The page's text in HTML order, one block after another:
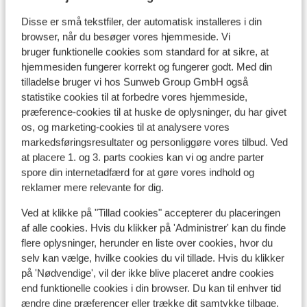
Disse er små tekstfiler, der automatisk installeres i din
browser, når du besøger vores hjemmeside. Vi
bruger funktionelle cookies som standard for at sikre, at
hjemmesiden fungerer korrekt og fungerer godt. Med din
tilladelse bruger vi hos Sunweb Group GmbH også
statistike cookies til at forbedre vores hjemmeside,
præference-cookies til at huske de oplysninger, du har givet
os, og marketing-cookies til at analysere vores
markedsføringsresultater og personliggøre vores tilbud. Ved
at placere 1. og 3. parts cookies kan vi og andre parter
spore din internetadfærd for at gøre vores indhold og
reklamer mere relevante for dig.
Ved at klikke på "Tillad cookies" accepterer du placeringen
af alle cookies. Hvis du klikker på 'Administrer' kan du finde
flere oplysninger, herunder en liste over cookies, hvor du
selv kan vælge, hvilke cookies du vil tillade. Hvis du klikker
på 'Nødvendige', vil der ikke blive placeret andre cookies
end funktionelle cookies i din browser. Du kan til enhver tid
ændre dine præferencer eller trække dit samtykke tilbage.
9 Fabelagtig
IFA Alpenhof Wildental -
Voksenhotel
Mittelberg Kleinwalsertal Østrig
Voksenhotel
Meget tæt på liften